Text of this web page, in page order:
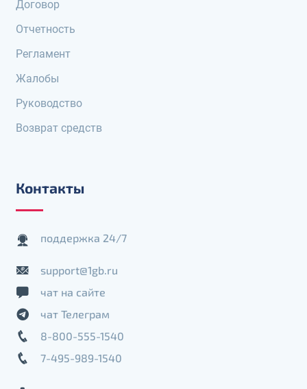
Договор
Отчетность
Регламент
Жалобы
Руководство
Возврат средств
Контакты
поддержка 24/7
support@1gb.ru
чат на сайте
чат Телеграм
8-800-555-1540
7-495-989-1540